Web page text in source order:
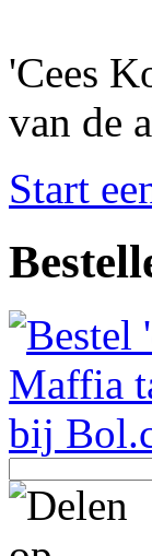
'Cees
van de
Start